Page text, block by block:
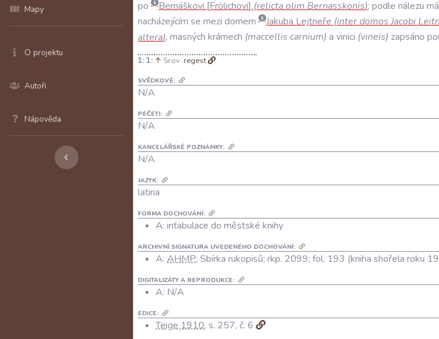
Mapy
O projektu
Autoři
Nápověda
po
Bernáškovi Frölichovi (relictaolim Bernasskonis); podle nálezu má
nacházejícím se mezi domem Jakuba Lejtneře (interdomos Jacobi
altera), masných krámech (maccellis carnium) a vinici (vineis) zapsáno
1: ↑ Srov .regest .
SVĚDKOVÉ:
N/A
PEČETI:
N/A
KANCELÁŘSKÉ POZNÁMKY:
N/A
JAZYK:
latina
FORMA DOCHOVÁNÍ:
A: intabulace do městské knihy
ARCHIVNÍ SIGNATURA UVEDENÉHO DOCHOVÁNÍ:
A: AHMP; Sbírka rukopisů; rkp. 2099; fol. 193 (kniha shořela roku
DIGITALIZÁTY A REPRODUKCE:
A: N/A
EDICE:
Teige 1910, s. 257, č. 6